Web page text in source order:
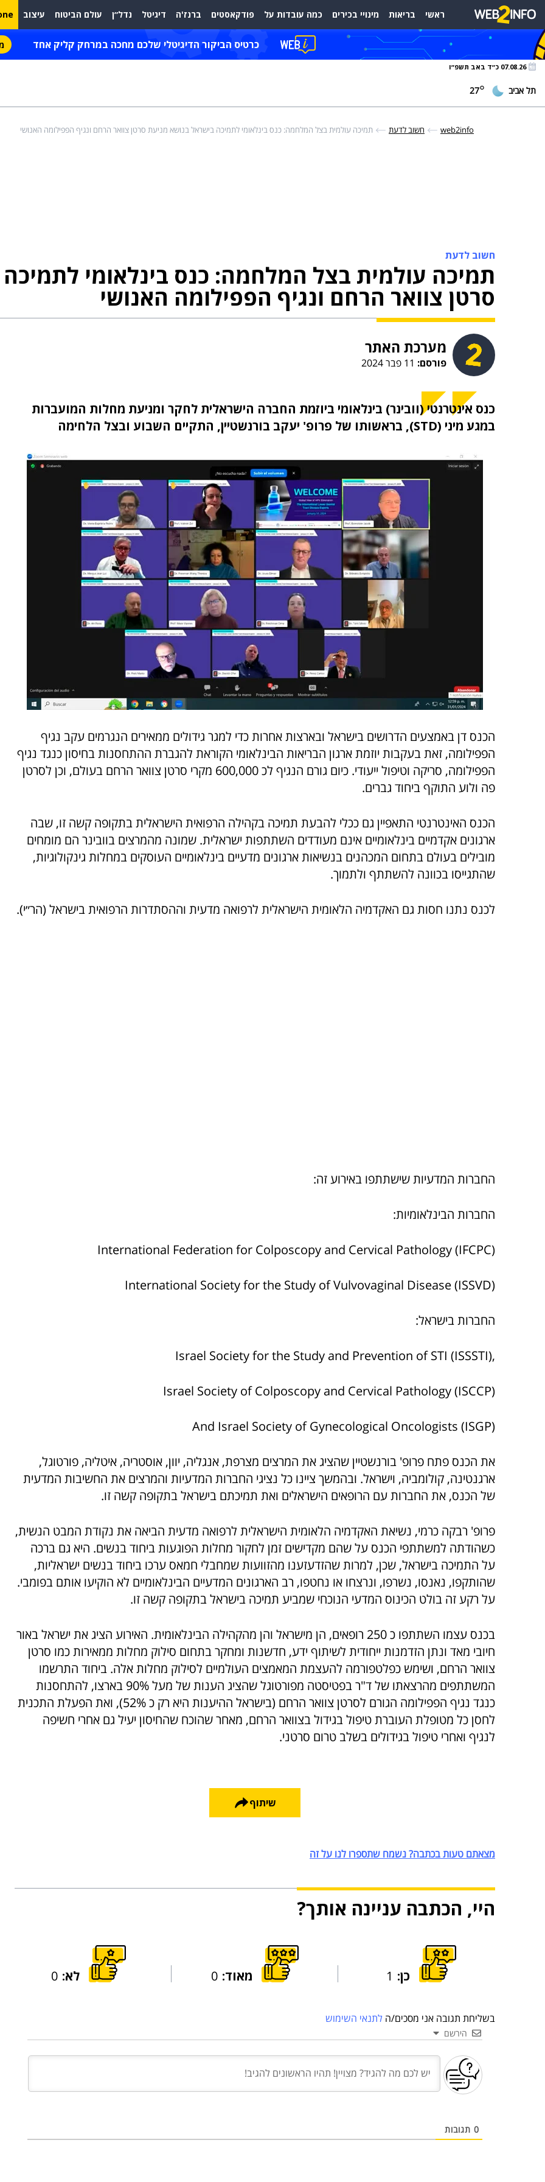
ראשי בריאות מינויי בכירים כמה עובדות על פודקאסטים ברנז'ה דיגיטל נדל״ן עולם הביטוח עיצוב
כרטיס הביקור הדיגיטלי שלכם מחכה במרחק קליק אחד
07.08.26 כ״ד באב תשפ״ו
תל אביב 27°
web2info חשוב לדעת תמיכה עולמית בצל המלחמה: כנס בינלאומי לתמיכה בישראל בנושא מניעת סרטן צוואר הרחם ונגיף הפפילומה האנושי
חשוב לדעת
תמיכה עולמית בצל המלחמה: כנס בינלאומי
סרטן צוואר הרחם ונגיף הפפילומה האנושי
מערכת האתר
פורסם:
כנס אינטרנטי (וובינר) בינלאומי ביוזמת החברה הישראלית לחקר ומניעת מחלות המועברות
במגע מיני (STD), בראשותו של פרופ' יעקב בורנשטיין, התקיים השבוע ובצל הלחימה
הכנס דן באמצעים הדרושים בישראל ובארצות אחרות כדי למגר גידולים ממאירים הנגרמים עקב נגיף
הפפילומה, זאת בעקבות יוזמת ארגון הבריאות הבינלאומי הקוראת להגברת ההתחסנות בחיסון כנגד נגיף
הפפילומה, סריקה וטיפול ייעודי. כיום גורם הנגיף לכ 600,000 מקרי סרטן צוואר הרחם בעולם, וכן לסרטן
פה ולוע התוקף ביחוד גברים.
הכנס האינטרנטי התאפיין גם ככלי להבעת תמיכה בקהילה הרפואית הישראלית בתקופה קשה זו, שבה
ארגונים אקדמיים בינלאומיים אינם מעודדים השתתפות ישראלית. שמונה מהמרצים בוובינר הם מומחים
מובילים בעולם בתחום המכהנים בנשיאות ארגונים מדעיים בינלאומיים העוסקים במחלות גינקולוגיות,
שהתגייסו בכוונה להשתתף ולתמוך.
לכנס נתנו חסות גם האקדמיה הלאומית הישראלית לרפואה מדעית וההסתדרות הרפואית בישראל (הר״י).
החברות המדעיות שישתתפו באירוע זה:
החברות הבינלאומיות:
International Federation for Colposcopy and Cervical Pathology (IFCPC)
International Society for the Study of Vulvovaginal Disease (ISSVD)
החברות בישראל:
,Israel Society for the Study and Prevention of STI (ISSSTI)
Israel Society of Colposcopy and Cervical Pathology (ISCCP)
And Israel Society of Gynecological Oncologists (ISGP)
את הכנס פתח פרופ' בורנשטיין שהציג את המרצים מצרפת, אנגליה, יוון, אוסטריה, איטליה, פורטוגל,
ארגנטינה, קולומביה, וישראל. ובהמשך ציינו כל נציגי החברות המדעיות והמרצים את החשיבות המדעית
של הכנס, את החברות עם הרופאים הישראלים ואת תמיכתם בישראל בתקופה קשה זו.
פרופ' רבקה כרמי, נשיאת האקדמיה הלאומית הישראלית לרפואה מדעית הביאה את נקודת המבט הנשית,
כשהודתה למשתתפי הכנס על שהם מקדישים זמן לחקור מחלות הפוגעות ביחוד בנשים. היא גם ברכה
על התמיכה בישראל, שכן, למרות שהזדעזענו מהזוועות שמחבלי חמאס ערכו ביחוד בנשים ישראליות,
שהותקפו, נאנסו, נשרפו, ונרצחו או נחטפו, רב הארגונים המדעיים הבינלאומיים לא הוקיעו אותם בפומבי.
על רקע זה בולט הכינוס המדעי הנוכחי שמביע תמיכה בישראל בתקופה קשה זו.
בכנס עצמו השתתפו כ 250 רופאים, הן מישראל והן מהקהילה הבינלאומית. האירוע הציג את ישראל באור
חיובי מאד ונתן הזדמנות ייחודית לשיתוף ידע, חדשנות ומחקר בתחום סילוק מחלות ממאירות כמו סרטן
צוואר הרחם, ושימש כפלטפורמה להעצמת המאמצים העולמיים לסילוק מחלות אלה. ביחוד התרשמו
המשתתפים מהרצאתו של ד"ר בפטיסטה מפורטוגל שהציג הענות של מעל 90% בארצו, להתחסנות
כנגד נגיף הפפילומה הגורם לסרטן צוואר הרחם (בישראל ההיענות היא רק כ 52%), ואת הפעלת התכנית
לחסן כל מטופלת העוברת טיפול בגידול בצוואר הרחם, מאחר שהוכח שהחיסון יעיל גם אחרי חשיפה
לנגיף ואחרי טיפול בגידולים בשלב טרום סרטני.
שיתוף
מצאתם טעות בכתבה? נשמח שתספרו לנו על זה
היי, הכתבה עניינה אותך?
כן: 1 מאוד: 0 לא: 0
בשליחת תגובה אני מסכים/ה לתנאי השימוש
הירשם
0 תגובות